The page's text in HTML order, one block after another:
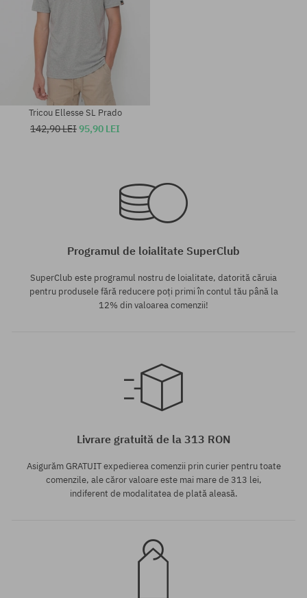
Tricou Ellesse SL Prado
142,90 LEI95,90 LEI
Programul de loialitate SuperClub
SuperClub este programul nostru de loialitate, datorită căruia
pentru produsele fără reducere poți primi în contul tău până la
12% din valoarea comenzii!
Livrare gratuită de la 313 RON
Asigurăm GRATUIT expedierea comenzii prin curier pentru toate
comenzile, ale căror valoare este mai mare de 313 lei,
indiferent de modalitatea de plată aleasă.